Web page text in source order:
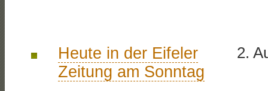
2.
Heute in der Eifeler
Zeitung am Sonntag